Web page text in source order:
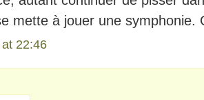
mette à jouer une symphonie.
22:46